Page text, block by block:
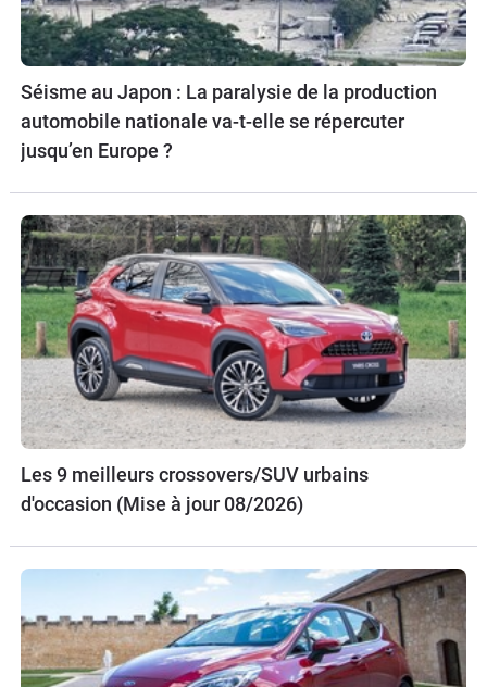
Séisme au Japon : La paralysie de la production
automobile nationale va-t-elle se répercuter
jusqu’en Europe ?
Les 9 meilleurs crossovers/SUV urbains
d'occasion (Mise à jour 08/2026)